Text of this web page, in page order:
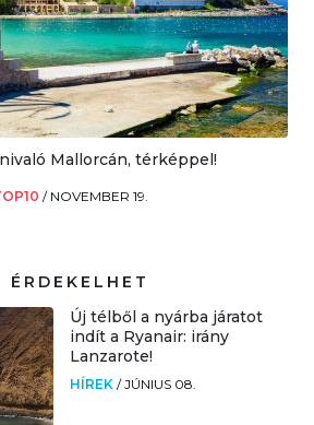
Mallorcán, térképpel!
/ NOVEMBER 19.
Új télből a nyárba járatot
indít a Ryanair: irány
Lanzarote!
HÍREK /JÚNIUS 08.